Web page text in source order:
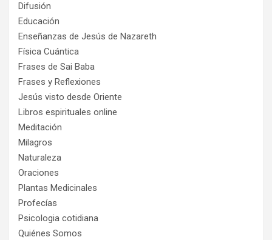
Difusión
Educación
Enseñanzas de Jesús de Nazareth
Física Cuántica
Frases de Sai Baba
Frases y Reflexiones
Jesús visto desde Oriente
Libros espirituales online
Meditación
Milagros
Naturaleza
Oraciones
Plantas Medicinales
Profecías
Psicologia cotidiana
Quiénes Somos